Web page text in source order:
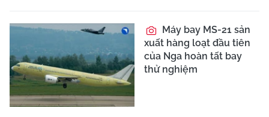
Máy bay MS-21 sản
xuất hàng loạt đầu tiên
của Nga hoàn tất bay
thử nghiệm